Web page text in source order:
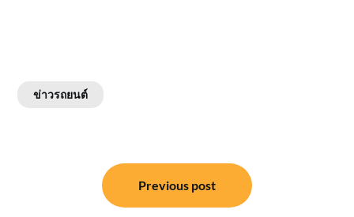
ข่าวรถยนต์
Previous post